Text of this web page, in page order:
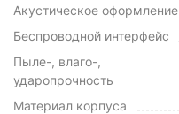
Акустическое оформление
Беспроводной интерфейс
Пыле-, влаго-,
ударопрочность
Материал корпуса